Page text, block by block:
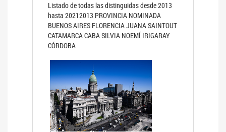
Listado de todas las distinguidas desde 2013
hasta 20212013 PROVINCIA NOMINADA
BUENOS AIRES FLORENCIA JUANA SAINTOUT
CATAMARCA CABA SILVIA NOEMÍ IRIGARAY
CÓRDOBA